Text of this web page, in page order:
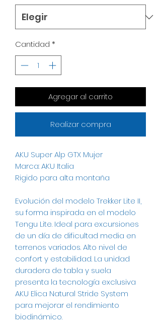
Cantidad *
Agregar al carrito
Realizar compra
AKU Super Alp GTX Mujer
Marca: AKU Italia
Rigido para alta montaña
Evolución del modelo Trekker Lite II,
su forma inspirada en el modelo
Tengu Lite. Ideal para excursiones
de un día de dificultad media en
terrenos variados. Alto nivel de
confort y estabilidad. La unidad
duradera de tabla y suela
presenta la tecnología exclusiva
AKU Elica Natural Stride System
para mejorar el rendimiento
biodinámico.